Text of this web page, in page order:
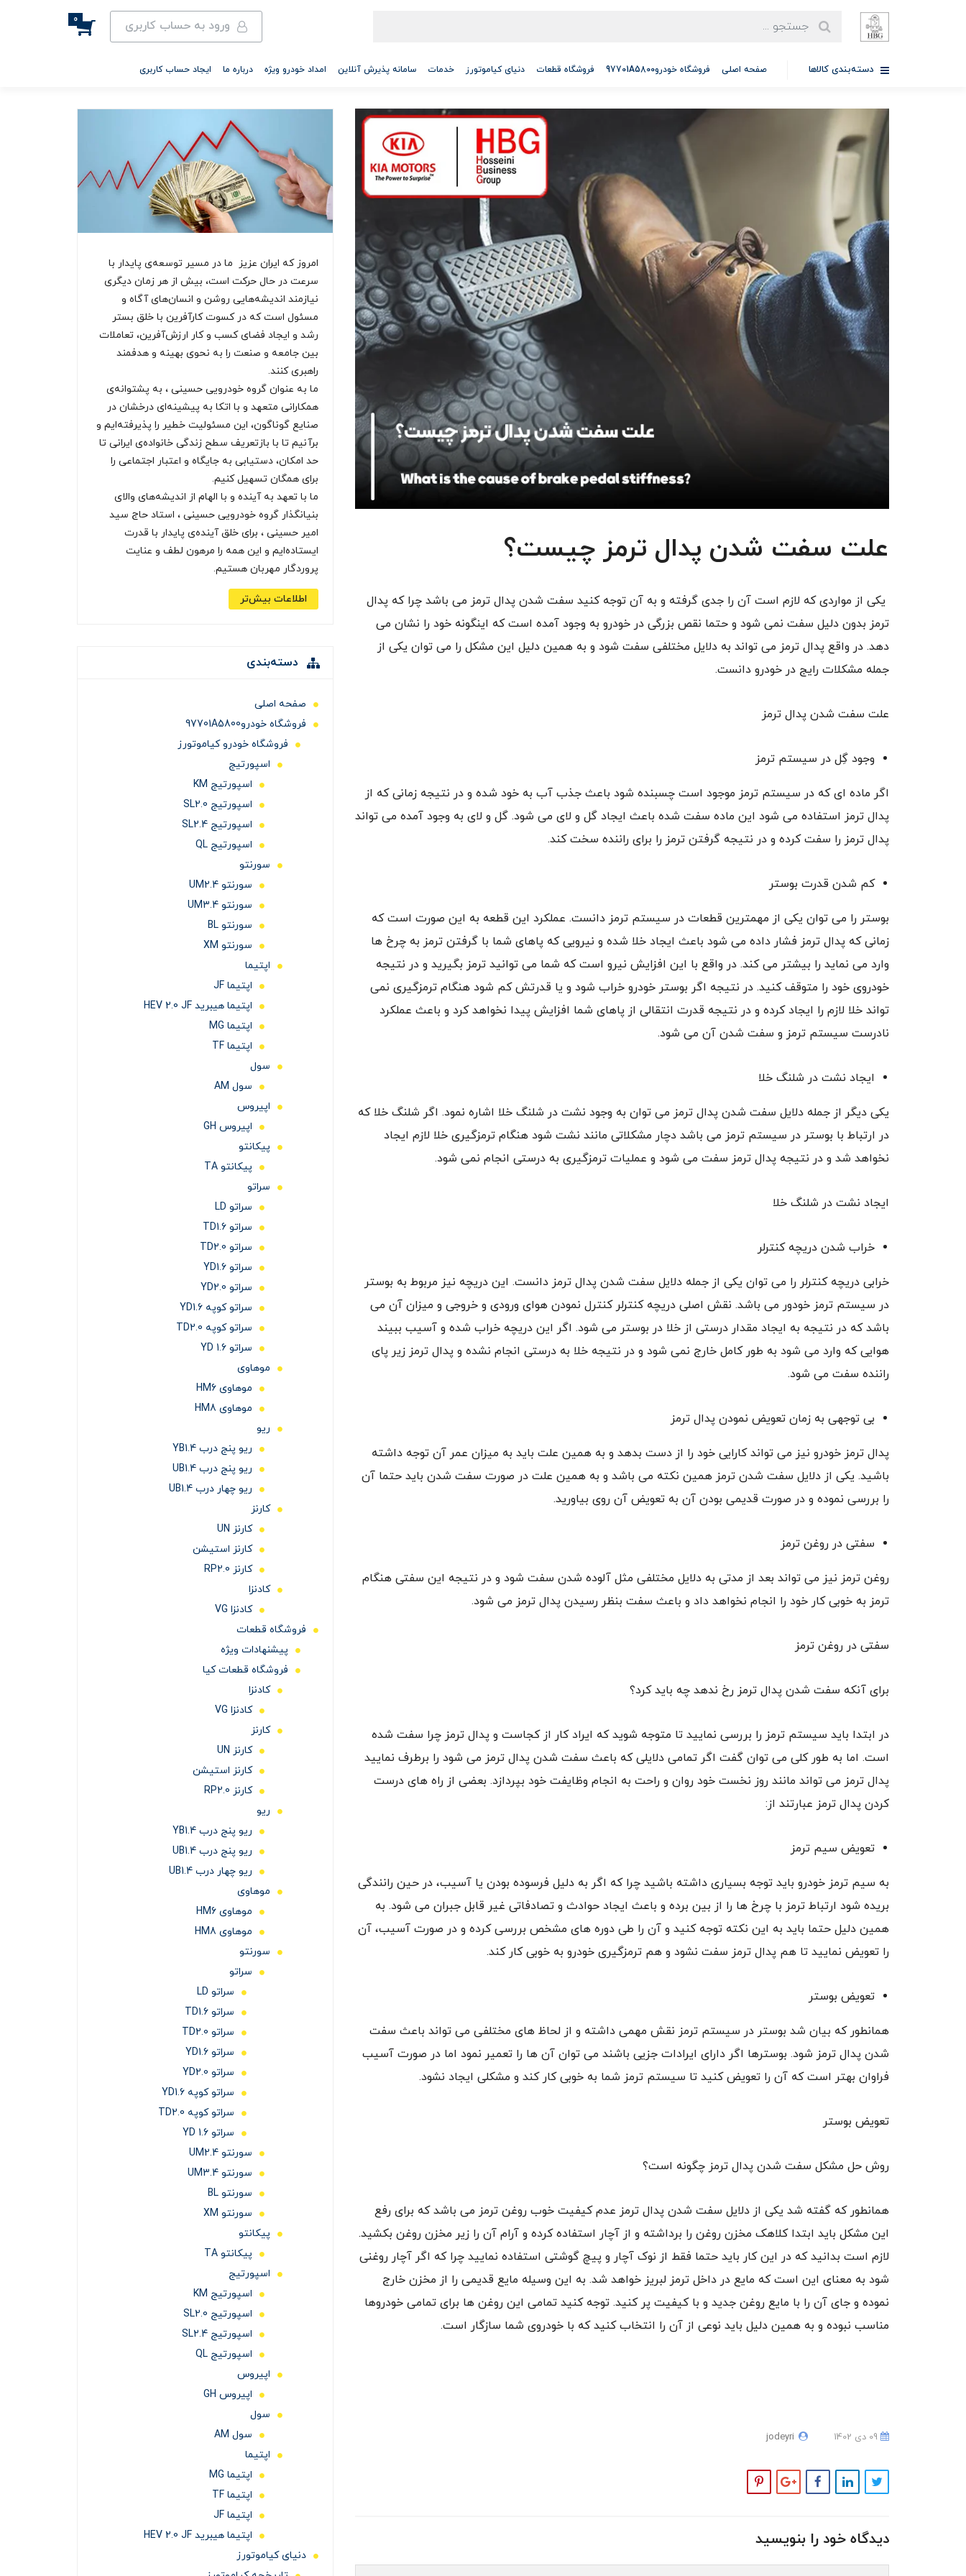
ورود به حساب کاربری 0
دسته‌بندی کالاها صفحه اصلی فروشگاه خودرو97701A5800 فروشگاه قطعات دنیای کیاموتورز خدمات سامانه پذیرش آنلاین امداد خودرو ویژه درباره ما ایجاد حساب کاربری
علت سفت شدن پدال ترمز چیست؟
یکی از مواردی که لازم است آن را جدی گرفته و به آن توجه کنید سفت شدن پدال ترمز می باشد چرا که پدال
ترمز بدون دلیل سفت نمی شود و حتما نقص بزرگی در خودرو به وجود آمده است که اینگونه خود را نشان می
دهد. در واقع پدال ترمز می تواند به دلایل مختلفی سفت شود و به همین دلیل این مشکل را می توان یکی از
جمله مشکلات رایج در خودرو دانست.
علت سفت شدن پدال ترمز
وجود گِل در سیستم ترمز
اگر ماده ای که در سیستم ترمز موجود است چسبنده شود باعث جذب آب به خود شده و در نتیجه زمانی که از
پدال ترمز استفاده می شود این ماده سفت شده باعث ایجاد گل و لای می شود. گل و لای به وجود آمده می تواند
پدال ترمز را سفت کرده و در نتیجه گرفتن ترمز را برای راننده سخت کند.
کم شدن قدرت بوستر
بوستر را می توان یکی از مهمترین قطعات در سیستم ترمز دانست. عملکرد این قطعه به این صورت است که
زمانی که پدال ترمز فشار داده می شود باعث ایجاد خلا شده و نیرویی که پاهای شما با گرفتن ترمز به چرخ ها
وارد می نماید را بیشتر می کند. در واقع با این افزایش نیرو است که شما می توانید ترمز بگیرید و در نتیجه
خودروی خود را متوقف کنید. در نتیجه اگر بوستر خودرو خراب شود و یا قدرتش کم شود هنگام ترمزگیری نمی
تواند خلا لازم را ایجاد کرده و در نتیجه قدرت انتقالی از پاهای شما افزایش پیدا نخواهد کرد و باعث عملکرد
نادرست سیستم ترمز و سفت شدن آن می شود.
ایجاد نشت در شلنگ خلا
یکی دیگر از جمله دلایل سفت شدن پدال ترمز می توان به وجود نشت در شلنگ خلا اشاره نمود. اگر شلنگ خلا که
در ارتباط با بوستر در سیستم ترمز می باشد دچار مشکلاتی مانند نشت شود هنگام ترمزگیری خلا لازم ایجاد
نخواهد شد و در نتیجه پدال ترمز سفت می شود و عملیات ترمزگیری به درستی انجام نمی شود.
ایجاد نشت در شلنگ خلا
خراب شدن دریچه کنترلر
خرابی دریچه کنترلر را می توان یکی از جمله دلایل سفت شدن پدال ترمز دانست. این دریچه نیز مربوط به بوستر
در سیستم ترمز خودور می باشد. نقش اصلی دریچه کنترلر کنترل نمودن هوای ورودی و خروجی و میزان آن می
باشد که در نتیجه به ایجاد مقدار درستی از خلا در بوستر می شود. اگر این دریچه خراب شده و آسیب ببیند
هوایی که وارد می شود به طور کامل خارج نمی شود و در نتیجه خلا به درستی انجام نشده و پدال ترمز زیر پای
راننده سفت می شود.
بی توجهی به زمان تعویض نمودن پدال ترمز
پدال ترمز خودرو نیز می تواند کارایی خود را از دست بدهد و به همین علت باید به میزان عمر آن توجه داشته
باشید. یکی از دلایل سفت شدن ترمز همین نکته می باشد و به همین علت در صورت سفت شدن باید حتما آن
را بررسی نموده و در صورت قدیمی بودن آن به تعویض آن روی بیاورید.
سفتی در روغن ترمز
روغن ترمز نیز می تواند بعد از مدتی به دلایل مختلفی مثل آلوده شدن سفت شود و در نتیجه این سفتی هنگام
ترمز به خوبی کار خود را انجام نخواهد داد و باعث سفت بنظر رسیدن پدال ترمز می شود.
سفتی در روغن ترمز
برای آنکه سفت شدن پدال ترمز رخ ندهد چه باید کرد؟
در ابتدا باید سیستم ترمز را بررسی نمایید تا متوجه شوید که ایراد کار از کجاست و پدال ترمز چرا سفت شده
است. اما به طور کلی می توان گفت اگر تمامی دلایلی که باعث سفت شدن پدال ترمز می شود را برطرف نمایید
پدال ترمز می تواند مانند روز نخست خود روان و راحت به انجام وظایفت خود بپردازد. بعضی از راه های درست
کردن پدال ترمز عبارتند از:
تعویض سیم ترمز
به سیم ترمز خودرو باید توجه بسیاری داشته باشید چرا که اگر به دلیل فرسوده بودن یا آسیب، در حین رانندگی
بریده شود ارتباط ترمز با چرخ ها را از بین برده و باعث ایجاد حوادث و تصادفاتی غیر قابل جبران می شود. به
همین دلیل حتما باید به این نکته توجه کنید و آن را طی دوره های مشخص بررسی کرده و در صورت آسیب، آن
را تعویض نمایید تا هم پدال ترمز سفت نشود و هم ترمزگیری خودرو به خوبی کار کند.
تعویض بوستر
همانطور که بیان شد بوستر در سیستم ترمز نقش مهمی داشته و از لحاظ های مختلفی می تواند باعث سفت
شدن پدال ترمز شود. بوسترها اگر دارای ایرادات جزیی باشند می توان آن ها را تعمیر نمود اما در صورت آسیب
فراوان بهتر است که آن را تعویض کنید تا سیستم ترمز شما به خوبی کار کند و مشکلی ایجاد نشود.
تعویض بوستر
روش حل مشکل سفت شدن پدال ترمز چگونه است؟
همانطور که گفته شد یکی از دلایل سفت شدن پدال ترمز عدم کیفیت خوب روغن ترمز می باشد که برای رفع
این مشکل باید ابتدا کلاهک مخزن روغن را برداشته و از آچار استفاده کرده و آرام آن را زیر مخزن روغن بکشید.
لازم است بدانید که در این کار باید حتما فقط از نوک آچار و پیچ گوشتی استفاده نمایید چرا که اگر آچار روغنی
شود به معنای این است که مایع در داخل ترمز لبریز خواهد شد. به این وسیله مایع قدیمی را از مخزن خارج
نموده و جای آن را با مایع روغن جدید و با کیفیت پر کنید. توجه کنید تمامی این روغن ها برای تمامی خودروها
مناسب نبوده و به همین دلیل باید نوعی از آن را انتخاب کنید که با خودروی شما سازگار است.
jodeyri
دیدگاه خود را بنویسید
امروز که ایران عزیز ما در مسیر توسعه‌ی پایدار با
سرعت در حال حرکت است، بیش از هر زمان‌ دیگری
نیازمند اندیشه‌هایی روشن و انسان‌های آگاه و
مسئول است که در کسوت کارآفرین با خلق بستر
رشد و ایجاد فضای کسب و کار ارزش‌آفرین، تعاملات
بین جامعه و صنعت را به نحوی بهینه و هدفمند
راهبری کنند.
ما به عنوان گروه خودرویی حسینی ، به پشتوانه‌ی
همکارانی متعهد و با اتکا به پیشینه‌ای درخشان در
صنایع گوناگون، این مسئولیت خطیر را پذیرفته‌ایم و
برآنیم تا با بازتعریف سطح زندگی خانواده‌ی ایرانی تا
حد امکان، دستیابی به جایگاه و اعتبار اجتماعی را
برای همگان تسهیل کنیم.
ما با تعهد به آینده و با الهام از اندیشه‌های والای
بنیانگذار گروه خودرویی حسینی ، استاد حاج سید
امیر حسینی ، برای خلق آینده‌ی پایدار با قدرت
ایستاده‌ایم و این همه را مرهون لطف و عنایت
پروردگار مهربان هستیم.
اطلاعات بیش‌تر
دسته‌بندی
صفحه اصلی
فروشگاه خودرو97701A5800
فروشگاه خودرو کیاموتورز
اسپورتیج
اسپورتیج KM
اسپورتیج SL2.0
اسپورتیج SL2.4
اسپورتیج QL
سورنتو
سورنتو UM2.4
سورنتو UM3.4
سورنتو BL
سورنتو XM
اپتیما
اپتیما JF
اپتیما هیبرید HEV 2.0 JF
اپتیما MG
اپتیما TF
سول
سول AM
اپیروس
اپیروس GH
پیکانتو
پیکانتو TA
سراتو
سراتو LD
سراتو TD1.6
سراتو TD2.0
سراتو YD1.6
سراتو YD2.0
سراتو کوپه YD1.6
سراتو کوپه TD2.0
سراتو YD 1.6
موهاوی
موهاوی HM6
موهاوی HM8
ریو
ریو پنج درب YB1.4
ریو پنج درب UB1.4
ریو چهار درب UB1.4
کارنز
کارنز UN
کارنز استیشن
کارنز RP2.0
کادنزا
کادنزا VG
فروشگاه قطعات
پیشنهادات ویژه
فروشگاه قطعات کیا
کادنزا
کادنزا VG
کارنز
کارنز UN
کارنز استیشن
کارنز RP2.0
ریو
ریو پنج درب YB1.4
ریو پنج درب UB1.4
ریو چهار درب UB1.4
موهاوی
موهاوی HM6
موهاوی HM8
سورنتو
سراتو
سراتو LD
سراتو TD1.6
سراتو TD2.0
سراتو YD1.6
سراتو YD2.0
سراتو کوپه YD1.6
سراتو کوپه TD2.0
سراتو YD 1.6
سورنتو UM2.4
سورنتو UM3.4
سورنتو BL
سورنتو XM
پیکانتو
پیکانتو TA
اسپورتیج
اسپورتیج KM
اسپورتیج SL2.0
اسپورتیج SL2.4
اسپورتیج QL
اپیروس
اپیروس GH
سول
سول AM
اپتیما
اپتیما MG
اپتیما TF
اپتیما JF
اپتیما هیبرید HEV 2.0 JF
دنیای کیاموتورز